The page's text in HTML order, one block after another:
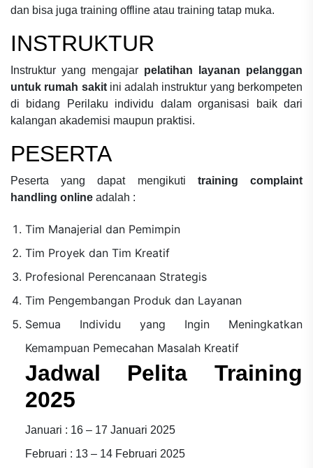
dan bisa juga training offline atau training tatap muka.
INSTRUKTUR
Instruktur yang mengajar pelatihan layanan pelanggan
untuk rumah sakit ini adalah instruktur yang berkompeten
di bidang
Perilaku individu dalam organisasi baik dari
kalangan akademisi maupun praktisi.
PESERTA
Peserta yang dapat mengikuti
training complaint
handling online adalah :
Tim Manajerial dan Pemimpin
Tim Proyek dan Tim Kreatif
Profesional Perencanaan Strategis
Tim Pengembangan Produk dan Layanan
Semua Individu yang Ingin Meningkatkan
Kemampuan Pemecahan Masalah Kreatif
Jadwal Pelita Training
2025
Januari : 16 – 17 Januari 2025
Februari : 13 – 14 Februari 2025